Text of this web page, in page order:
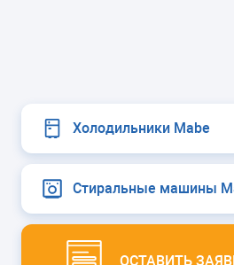
Холодильники Mabe
Стиральные машины
ОСТАВИТЬ